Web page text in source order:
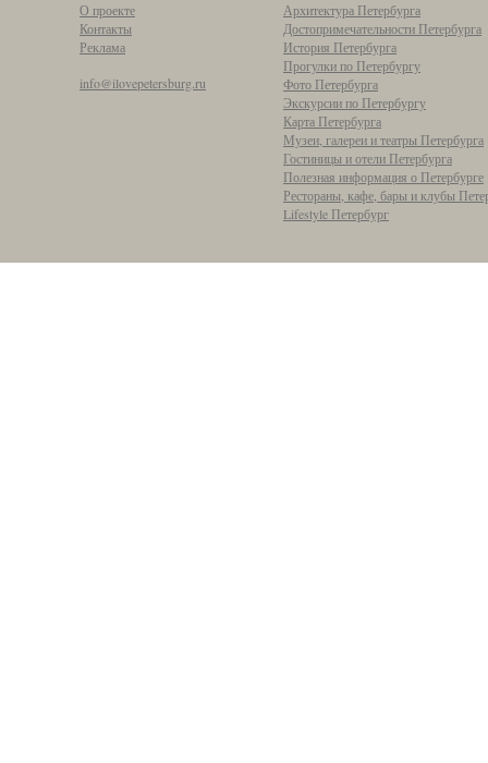
О проекте
Контакты
Реклама
info@ilovepetersburg.ru
Архитектура Петербурга
Достопримечательности Петербурга
История Петербурга
Прогулки по Петербургу
Фото Петербурга
Экскурсии по Петербургу
Карта Петербурга
Музеи, галереи и театры Петербурга
Гостиницы и отели Петербурга
Полезная информация о Петербурге
Рестораны, кафе, бары и клубы
Lifestyle Петербург